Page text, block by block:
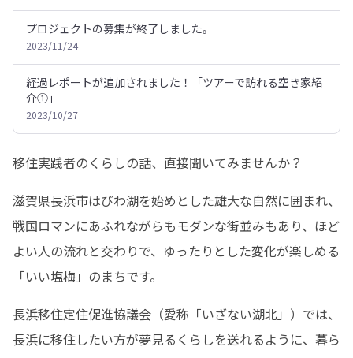
プロジェクトの募集が終了しました。
2023/11/24
経過レポートが追加されました！「ツアーで訪れる空き家紹
介①」
2023/10/27
移住実践者のくらしの話、直接聞いてみませんか？
滋賀県長浜市はびわ湖を始めとした雄大な自然に囲まれ、
戦国ロマンにあふれながらもモダンな街並みもあり、ほど
よい人の流れと交わりで、ゆったりとした変化が楽しめる
「いい塩梅」のまちです。
長浜移住定住促進協議会（愛称「いざない湖北」）では、
長浜に移住したい方が夢見るくらしを送れるように、暮ら